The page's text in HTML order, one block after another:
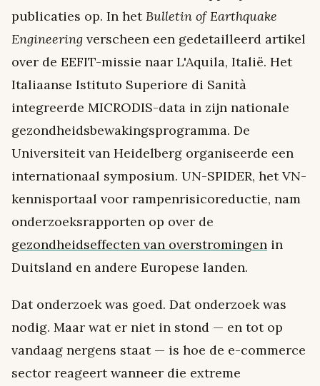
publicaties op. In hetBulletin of Earthquake
Engineering verscheen een gedetailleerd artikel
over de EEFIT-missie naar L'Aquila, Italië. Het
Italiaanse Istituto Superiore di Sanità
integreerde MICRODIS-data in zijn nationale
gezondheidsbewakingsprogramma. De
Universiteit van Heidelberg organiseerde een
internationaal symposium. UN-SPIDER, het VN-
kennisportaal voor rampenrisicoreductie, nam
onderzoeksrapporten op over de
gezondheidseffecten van overstromingen in
Duitsland en andere Europese landen.
Dat onderzoek was goed. Dat onderzoek was
nodig. Maar wat er niet in stond — en tot op
vandaag nergens staat — is hoe de e-commerce
sector reageert wanneer die extreme